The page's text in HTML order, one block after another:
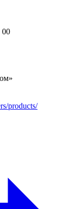
00
products/